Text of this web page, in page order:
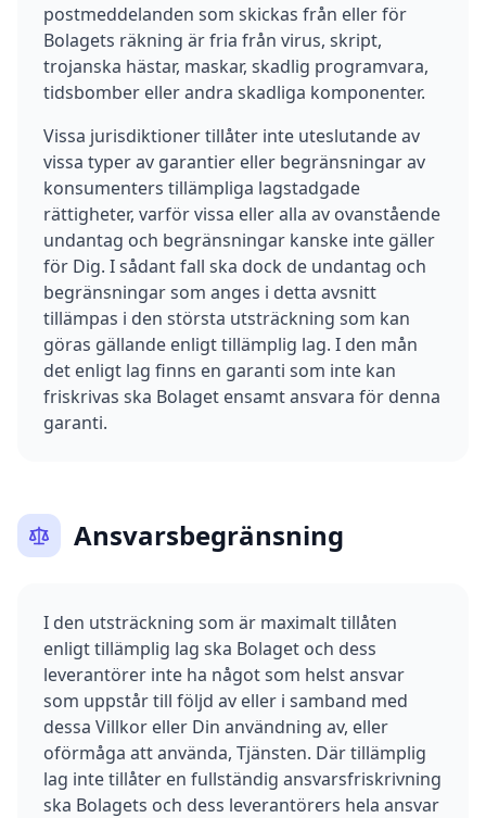
postmeddelanden som skickas från eller för
Bolagets räkning är fria från virus, skript,
trojanska hästar, maskar, skadlig programvara,
tidsbomber eller andra skadliga komponenter.
Vissa jurisdiktioner tillåter inte uteslutande av
vissa typer av garantier eller begränsningar av
konsumenters tillämpliga lagstadgade
rättigheter, varför vissa eller alla av ovanstående
undantag och begränsningar kanske inte gäller
för Dig. I sådant fall ska dock de undantag och
begränsningar som anges i detta avsnitt
tillämpas i den största utsträckning som kan
göras gällande enligt tillämplig lag. I den mån
det enligt lag finns en garanti som inte kan
friskrivas ska Bolaget ensamt ansvara för denna
garanti.
Ansvarsbegränsning
I den utsträckning som är maximalt tillåten
enligt tillämplig lag ska Bolaget och dess
leverantörer inte ha något som helst ansvar
som uppstår till följd av eller i samband med
dessa Villkor eller Din användning av, eller
oförmåga att använda, Tjänsten. Där tillämplig
lag inte tillåter en fullständig ansvarsfriskrivning
ska Bolagets och dess leverantörers hela ansvar